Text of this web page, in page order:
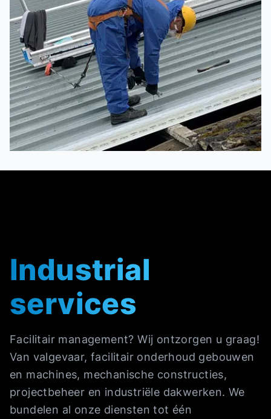
Industrial
services
Facilitair management? Wij ontzorgen u graag!
Van valgevaar, facilitair onderhoud gebouwen
en machines, mechanische constructies,
projectbeheer en industriële dakwerken. We
bundelen al onze diensten tot één